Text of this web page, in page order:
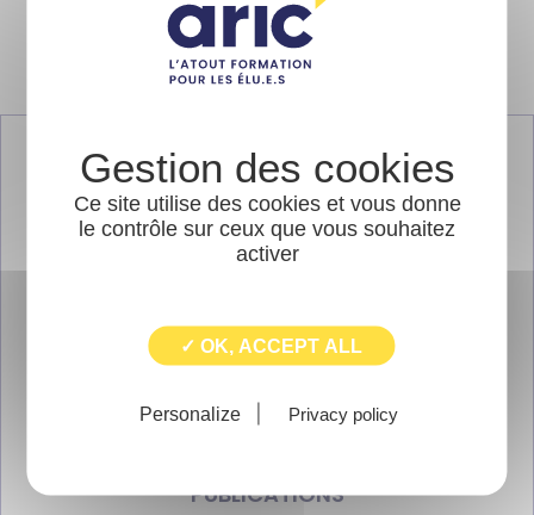
ÉVÉNEMENTS
FORMATIONS
INITIATIVES LOCALES
LES DERNIÈRES LETTRES DE L'ARIC
PUBLICATIONS
Ce site utilise des cookies et vous donne
le contrôle sur ceux que vous souhaitez
activer
✓ OK, ACCEPT ALL
Personalize Privacy policy